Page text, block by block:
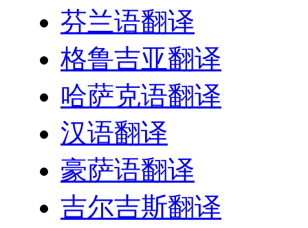
芬兰语翻译
格鲁吉亚翻译
哈萨克语翻译
汉语翻译
豪萨语翻译
吉尔吉斯翻译